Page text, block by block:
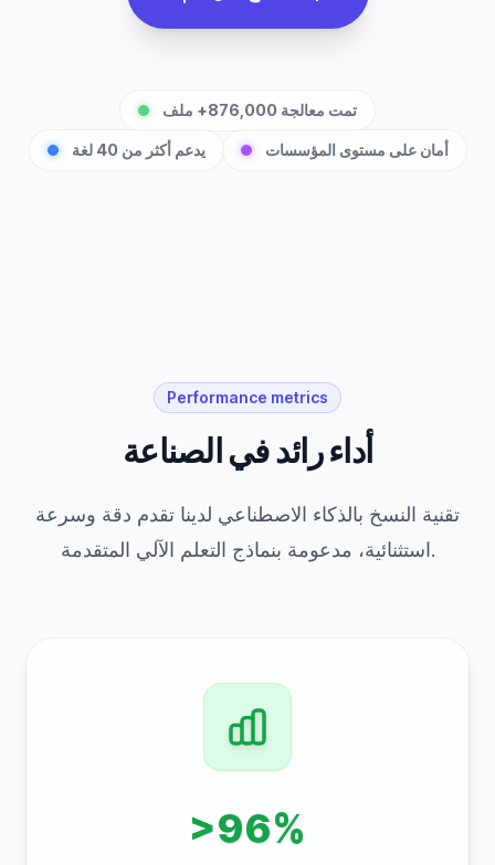
تمت معالجة 876,000+ ملف
يدعم أكثر من 40 لغة أمان على مستوى المؤسسات
Performance metrics
أداء رائد في الصناعة
تقنية النسخ بالذكاء الاصطناعي لدينا تقدم دقة وسرعة
استثنائية، مدعومة بنماذج التعلم الآلي المتقدمة.
>96%